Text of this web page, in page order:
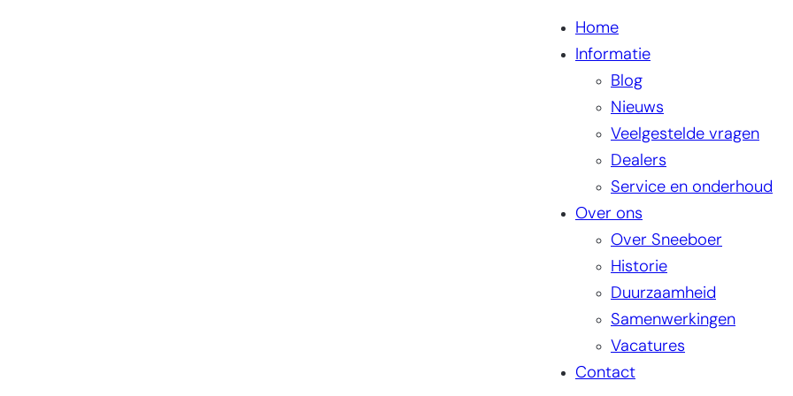
Home
Informatie
Blog
Nieuws
Veelgestelde vragen
Dealers
Service en onderhoud
Over ons
Over Sneeboer
Historie
Duurzaamheid
Samenwerkingen
Vacatures
Contact